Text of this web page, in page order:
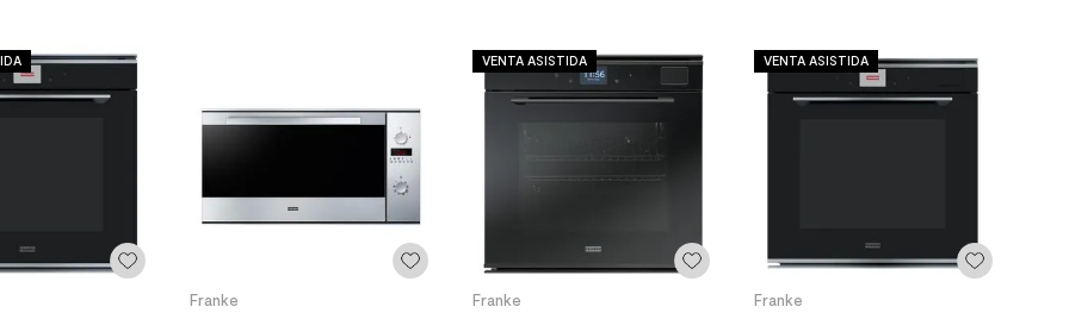
Franke
VENTA ASISTIDA
Franke
VENTA ASISTIDA
Franke